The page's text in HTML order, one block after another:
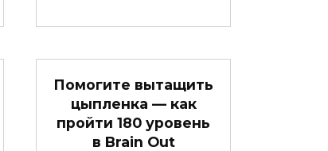
Помогите вытащить
цыпленка — как
пройти 180 уровень
в Brain Out